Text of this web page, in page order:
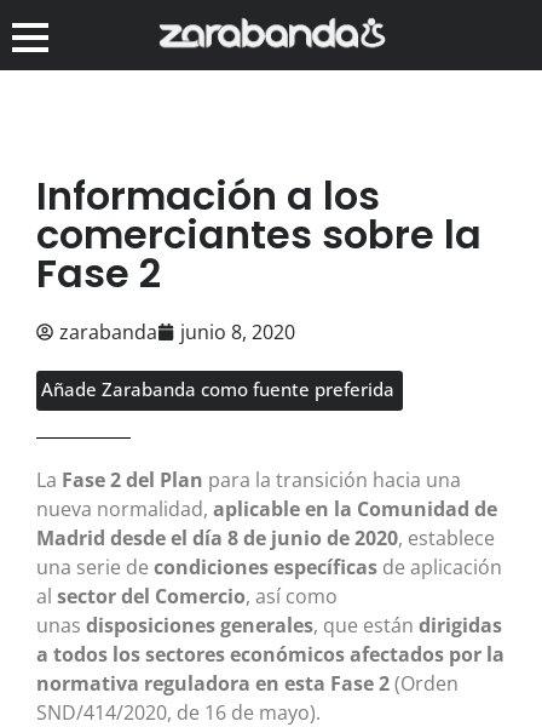
Información a los
comerciantes sobre la
Fase 2
zarabanda junio 8, 2020
Añade Zarabanda como fuente preferida
La Fase 2 del Plan para la transición hacia una
nueva normalidad, aplicable en la Comunidad de
Madrid desde el día 8 de junio de 2020, establece
una serie de condiciones específicas de aplicación
al sector del Comercio, así como
unas disposiciones generales, que están dirigidas
a todos los sectores económicos afectados por la
normativa reguladora en esta Fase 2(Orden
SND/414/2020, de 16 de mayo).